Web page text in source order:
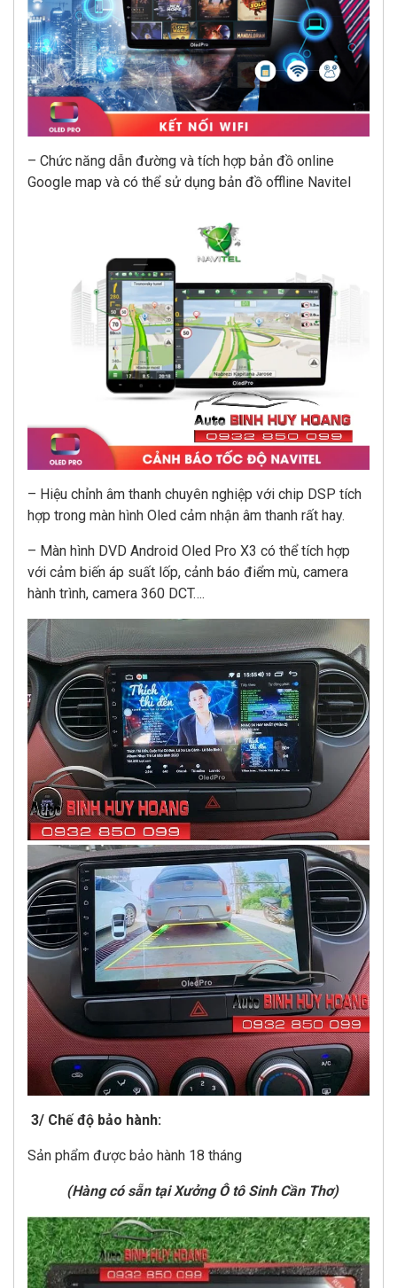
– Chức năng dẫn đường và tích hợp bản đồ online
Google map và có thể sử dụng bản đồ offline Navitel
– Hiệu chỉnh âm thanh chuyên nghiệp với chip DSP tích
hợp trong màn hình Oled cảm nhận âm thanh rất hay.
– Màn hình DVD Android Oled Pro X3 có thể tích hợp
với cảm biến áp suất lốp, cảnh báo điểm mù, camera
hành trình, camera 360 DCT….
3/ Chế độ bảo hành:
Sản phẩm được bảo hành 18 tháng
(Hàng có sẵn tại Xưởng Ô tô Sinh Cần Thơ)